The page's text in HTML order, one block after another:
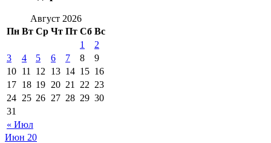
Август 2026
Пн Вт Ср Чт Пт Сб Вс
« Июл
1
2
3
4 5 6 7 8
9
10 11 12 13 14 15 16
17 18 19 20 21 22 23
24 25 26 27 28 29 30
31
Июн 20